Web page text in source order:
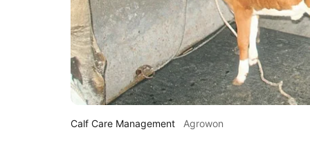
Calf Care Management Agrowon